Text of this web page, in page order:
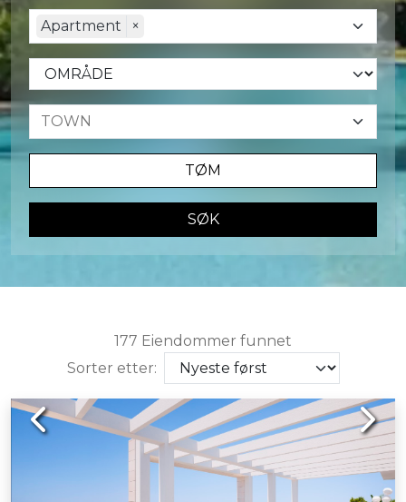
TØM
Apartment ×
SØK
177 Eiendommer funnet
Sorter etter:
Previous Next